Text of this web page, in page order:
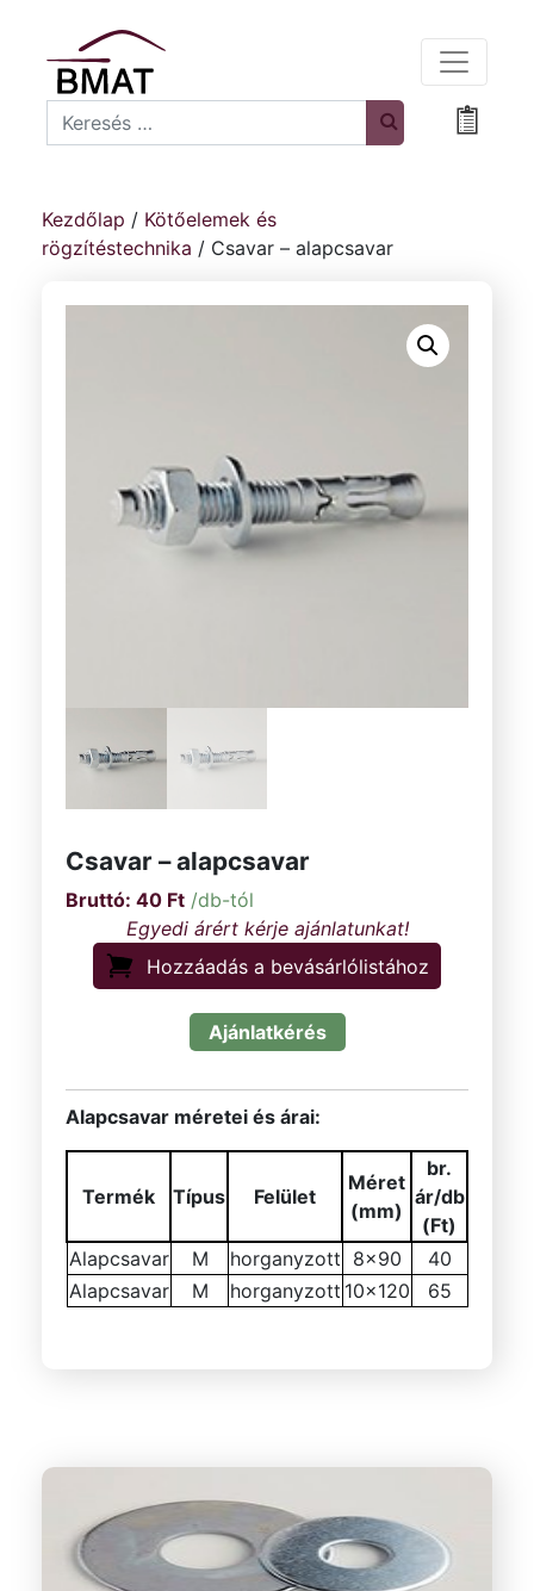
Search
Kezdőlap / Kötőelemek és
rögzítéstechnika / Csavar – alapcsavar
Csavar – alapcsavar
40 Ft /db-tól
Hozzáadás a bevásárlólistához
Ajánlatkérés
Alapcsavar méretei és árai:
Termék Típus Felület
Méret
(mm)
br.
ár/db
(Ft)
Alapcsavar
M horganyzott 8×90
40
Alapcsavar
M horganyzott 10×120 65